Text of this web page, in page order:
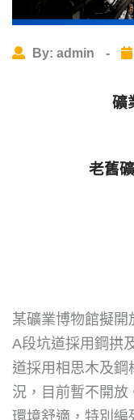
By: admin -
礦
老舊
某礦業博物館擬開
A段坑道採用鋼拱
道採用相思木及鋼
況，目前暫不開
環境舒適，特別編